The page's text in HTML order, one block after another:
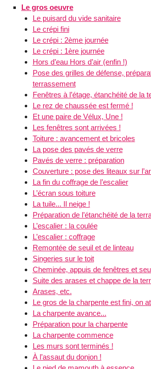
Le gros oeuvre
Le puisard du vide sanitaire
Le crépi fini
Le crépi : 2ème journée
Le crépi : 1ère journée
Hors d’eau Hors d’air (enfin !)
Pose des grilles de défense,
terrassement
Fenêtres à l’étage, étanchéité de la
Le rez de chaussée est fermé !
Et une paire de Vélux, Une !
Les fenêtres sont arrivées !
Toiture : avancement et bricoles
La pose des pavés de verre
Pavés de verre : préparation
Couverture : pose des liteaux sur
La fin du coffrage de l’escalier
L’écran sous toiture
La tuile... Il neige !
Préparation de l’étanchéité de la
L’escalier : la coulée
L’escalier : coffrage
Remontée de seuil et de linteau
Singeries sur le toit
Cheminée, appuis de fenêtres et
Suite des arases et chappe de la
Arases, etc.
Le gros de la charpente est fini, on
La charpente avance...
Préparation pour la charpente
La charpente commence
Les murs sont terminés !
À l’assaut du donjon !